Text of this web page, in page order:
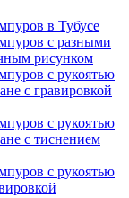
в Тубусе
с разными
рисунком
с рукоятью
с гравировкой
с рукоятью
с тиснением
с рукоятью